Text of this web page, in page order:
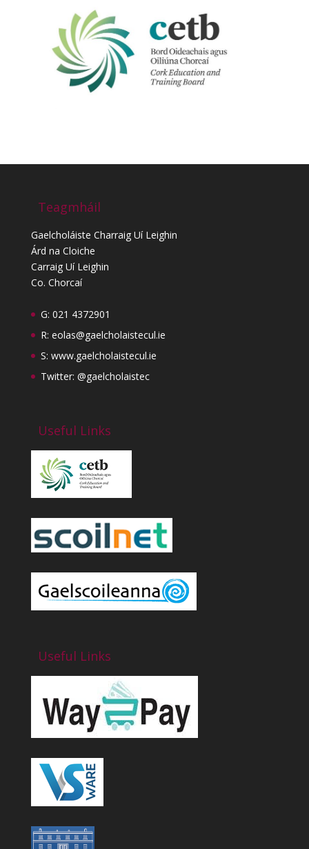
Teagmháil
Gaelcholáiste Charraig Uí Leighin
Árd na Cloiche
Carraig Uí Leighin
Co. Chorcaí
G: 021 4372901
R: eolas@gaelcholaistecul.ie
S: www.gaelcholaistecul.ie
Twitter: @gaelcholaistec
Useful Links
Useful Links